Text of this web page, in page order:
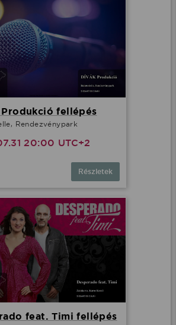
Produkció fellépés
Rendezvénypark
20:00 UTC+2
Részletek
feat. Timi fellépés